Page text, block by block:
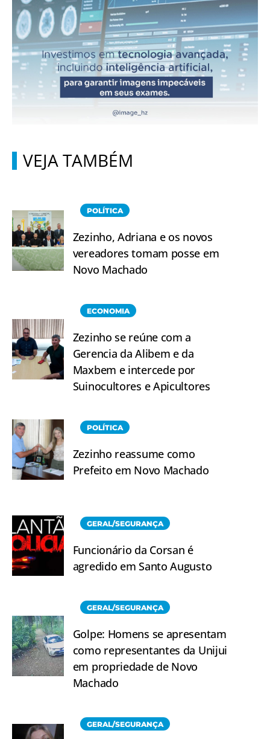
VEJA TAMBÉM
POLÍTICA
Zezinho, Adriana e os novos
vereadores tomam posse em
Novo Machado
ECONOMIA
Zezinho se reúne com a
Gerencia da Alibem e da
Maxbem e intercede por
Suinocultores e Apicultores
POLÍTICA
Zezinho reassume como
Prefeito em Novo Machado
GERAL/SEGURANÇA
Funcionário da Corsan é
agredido em Santo Augusto
GERAL/SEGURANÇA
Golpe: Homens se apresentam
como representantes da Unijui
em propriedade de Novo
Machado
GERAL/SEGURANÇA